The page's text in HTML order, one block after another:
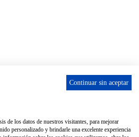
Continuar sin aceptar
de los datos de nuestros visitantes, para mejorar
personalizado y brindarle una excelente experiencia